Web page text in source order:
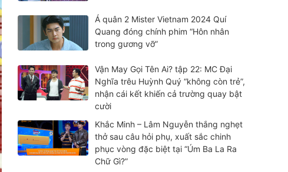
Á quân 2 Mister Vietnam 2024 Quí
Quang đóng chính phim “Hôn nhân
trong gương vỡ”
Vận May Gọi Tên Ai? tập 22: MC Đại
Nghĩa trêu Huỳnh Quý “không còn trẻ”,
nhận cái kết khiến cả trường quay bật
cười
Khắc Minh – Lâm Nguyễn thắng nghẹt
thở sau câu hỏi phụ, xuất sắc chinh
phục vòng đặc biệt tại “Úm Ba La Ra
Chữ Gì?”